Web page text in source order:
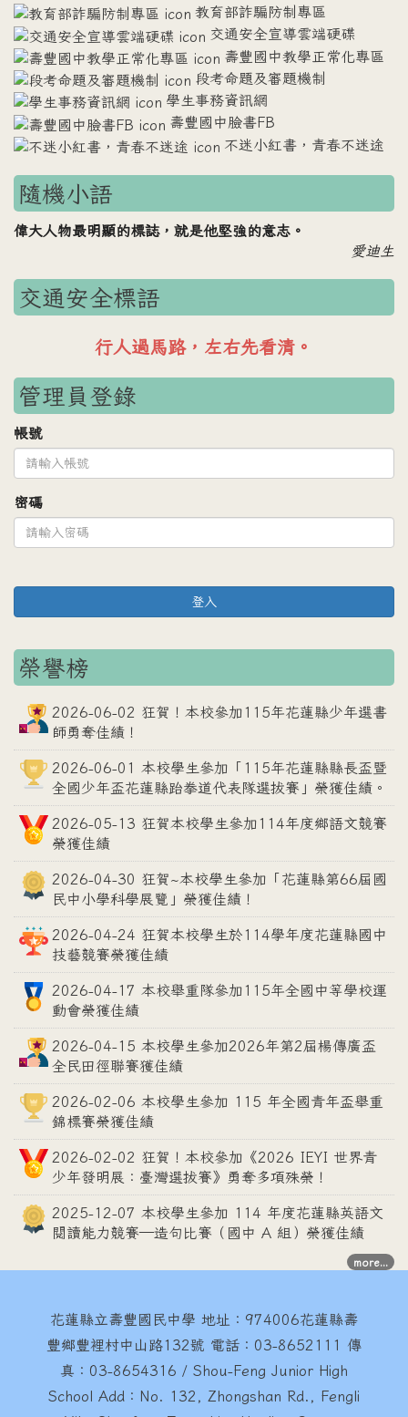
教育部詐騙防制專區
交通安全宣導雲端硬碟
壽豐國中教學正常化專區
段考命題及審題機制
學生事務資訊網
壽豐國中臉書FB
不迷小紅書，青春不迷途
隨機小語
偉大人物最明顯的標誌，就是他堅強的意志。
愛迪生
交通安全標語
車輛禮讓行人，行人安全過路。
管理員登錄
帳號
密碼
登入
榮譽榜
2026-06-02 狂賀！本校參加115年花蓮縣少年選書
師勇奪佳績！
2026-06-01 本校學生參加「115年花蓮縣縣長盃暨
全國少年盃花蓮縣跆拳道代表隊選拔賽」榮獲佳績。
2026-05-13 狂賀本校學生參加114年度鄉語文競賽
榮獲佳績
2026-04-30 狂賀~本校學生參加「花蓮縣第66屆國
民中小學科學展覽」榮獲佳績！
2026-04-24 狂賀本校學生於114學年度花蓮縣國中
技藝競賽榮獲佳績
2026-04-17 本校舉重隊參加115年全國中等學校運
動會榮獲佳績
2026-04-15 本校學生參加2026年第2屆楊傳廣盃
全民田徑聯賽獲佳績
2026-02-06 本校學生參加 115 年全國青年盃舉重
錦標賽榮獲佳績
2026-02-02 狂賀！本校參加《2026 IEYI 世界青
少年發明展：臺灣選拔賽》勇奪多項殊榮！
2025-12-07 本校學生參加 114 年度花蓮縣英語文
閱讀能力競賽—造句比賽（國中 A 組）榮獲佳績
more...
花蓮縣立壽豐國民中學 地址：974006花蓮縣壽
豐鄉豐裡村中山路132號 電話：03-8652111 傳
真：03-8654316 / Shou-Feng Junior High
School Add：No. 132, Zhongshan Rd., Fengli